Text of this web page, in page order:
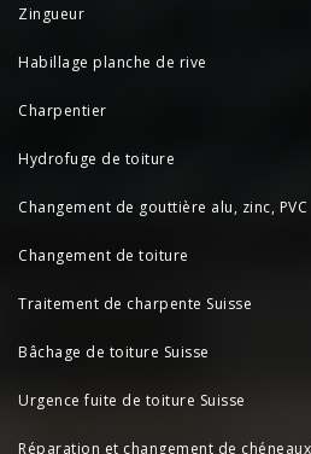
Zingueur
Habillage planche de rive
Charpentier
Hydrofuge de toiture
Changement de gouttière alu, zinc, PVC
Changement de toiture
Traitement de charpente Suisse
Bâchage de toiture Suisse
Urgence fuite de toiture Suisse
Réparation et changement de chéneaux